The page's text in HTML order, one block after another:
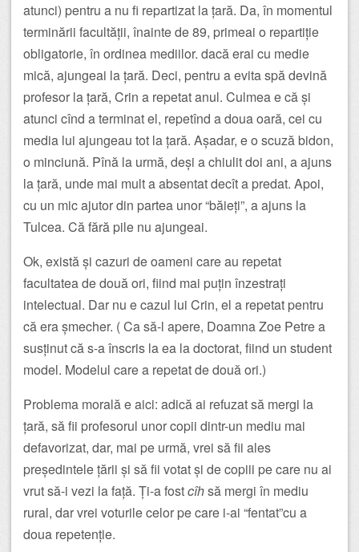
atunci) pentru a nu fi repartizat la țară. Da, în momentul
terminării facultății, înainte de 89, primeai o repartiție
obligatorie, în ordinea mediilor. dacă erai cu medie
mică, ajungeai la țară. Deci, pentru a evita spă devină
profesor la țară, Crin a repetat anul. Culmea e că și
atunci cînd a terminat el, repetînd a doua oară, cei cu
media lui ajungeau tot la țară. Așadar, e o scuză bidon,
o minciună. Pînă la urmă, deși a chiulit doi ani, a ajuns
la țară, unde mai mult a absentat decît a predat. Apoi,
cu un mic ajutor din partea unor “băieți”, a ajuns la
Tulcea. Că fără pile nu ajungeai.
Ok, există și cazuri de oameni care au repetat
facultatea de două ori, fiind mai puțin înzestrați
intelectual. Dar nu e cazul lui Crin, el a repetat pentru
că era șmecher. ( Ca să-l apere, Doamna Zoe Petre a
susținut că s-a înscris la ea la doctorat, fiind un student
model. Modelul care a repetat de două ori.)
Problema morală e aici: adică ai refuzat să mergi la
țară, să fii profesorul unor copii dintr-un mediu mai
defavorizat, dar, mai pe urmă, vrei să fii ales
președintele țării și să fii votat și de copiii pe care nu ai
vrut să-i vezi la față. Ți-a fostcîhsă mergi în mediu
rural, dar vrei voturile celor pe care i-ai “fentat”cu a
doua repetenție.